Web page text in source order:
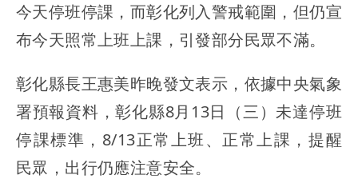
今天停班停課，而彰化列入警戒範圍，但仍宣
布今天照常上班上課，引發部分民眾不滿。
彰化縣長王惠美昨晚發文表示，依據中央氣象
署預報資料，彰化縣8月13日（三）未達停班
停課標準，8/13正常上班、正常上課，提醒
民眾，出行仍應注意安全。